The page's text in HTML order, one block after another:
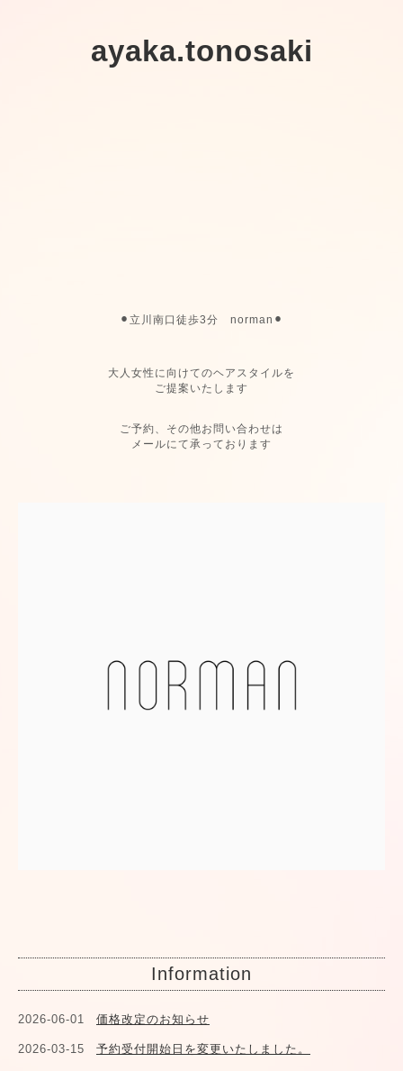
ayaka.tonosaki
⚫︎立川南口徒歩3分 norman⚫︎
大人女性に向けてのヘアスタイルを
ご提案いたします
ご予約、その他お問い合わせは
メールにて承っております
Information
2026-06-01 価格改定のお知らせ
2026-03-15 予約受付開始日を変更いたしました。